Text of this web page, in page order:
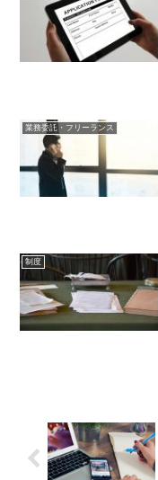
業務委託・フリーランス
制度